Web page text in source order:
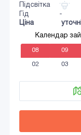
Підсвітка
Гід
-
Ціна
Календар
08 09
02 03